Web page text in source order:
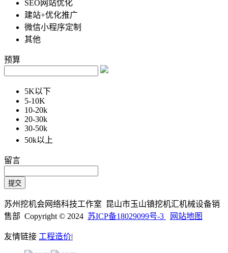
SEO网站优化
建站+优化推广
微信小程序定制
其他
预算
5K以下
5-10K
10-20k
20-30k
30-50k
50k以上
留言
苏州挖机会网络科技工作室 昆山市玉山镇挖机汇机械设备销
售部 Copyright © 2024 苏ICP备18029099号-3 网站地图
友情链接 工程造价|